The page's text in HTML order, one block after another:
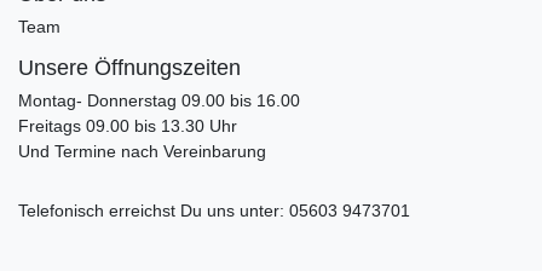
Team
Unsere Öffnungszeiten
Montag- Donnerstag 09.00 bis 16.00
Freitags 09.00 bis 13.30 Uhr
Und Termine nach Vereinbarung
Telefonisch erreichst Du uns unter: 05603 9473701